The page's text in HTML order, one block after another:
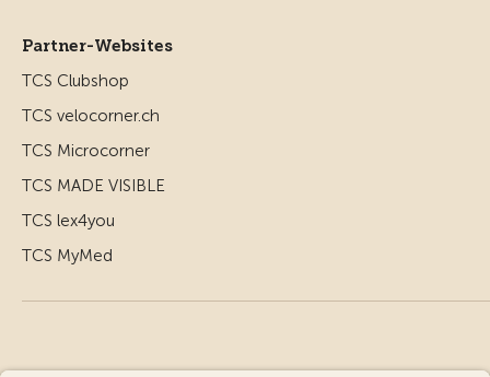
Partner-Websites
TCS Clubshop
TCS velocorner.ch
TCS Microcorner
TCS MADE VISIBLE
TCS lex4you
TCS MyMed